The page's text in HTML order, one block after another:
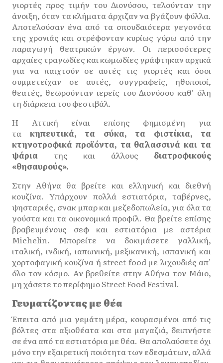
γιορτές προς τιμήν του Διονύσου, τελούνταν την
άνοιξη, όταν τα κλήματα άρχιζαν να βγάζουν φύλλα.
Αποτελούσαν ένα από τα σπουδαιότερα γεγονότα
της χρονιάς και στρέφονταν κυρίως γύρω από την
παραγωγή θεατρικών έργων. Οι περισσότερες
αρχαίες τραγωδίες και κωμωδίες γράφτηκαν αρχικά
για να παιχτούν σε αυτές τις γιορτές και όσοι
συμμετείχαν σε αυτές, συγγραφείς, ηθοποιοί,
θεατές, θεωρούνταν ιερείς του Διονύσου καθ’ όλη
τη διάρκεια του φεστιβάλ.
Η Αττική είναι επίσης φημισμένη για
τα κηπευτικά, τα σύκα, τα φιστίκια, τα
κτηνοτροφικά προϊόντα, τα θαλασσινά και τα
ψάρια της και άλλους διατροφικούς
«θησαυρούς».
Στην Αθήνα θα βρείτε και ελληνική και διεθνή
κουζίνα. Υπάρχουν πολλά εστιατόρια, ταβέρνες,
ψησταριές, σνακ μπαρ και μεζεδοπωλεία, για όλα τα
γούστα και τα οικονομικά προφίλ. Θα βρείτε επίσης
βραβευμένους σεφ και εστιατόρια με αστέρια
Michelin. Μπορείτε να δοκιμάσετε γαλλική,
ιταλική, ινδική, ιαπωνική, μεξικανική, ισπανική και
χορτοφαγική κουζίνα ή street food με λιχουδιές απ’
όλο τον κόσμο. Αν βρεθείτε στην Αθήνα τον Μάιο,
μη χάσετε το περίφημο Street Food Festival.
Γευματίζοντας με θέα
Έπειτα από μια γεμάτη μέρα, κουρασμένοι από τις
βόλτες στα αξιοθέατα και στα μαγαζιά, δειπνήστε
σε ένα από τα εστιατόρια με θέα. Θα απολαύσετε όχι
μόνο την εξαιρετική ποιότητα των εδεσμάτων, αλλά